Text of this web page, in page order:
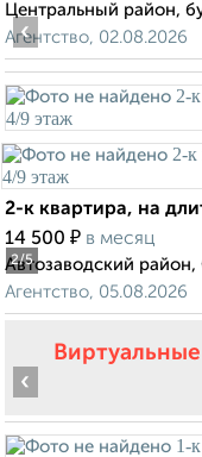
Центральный район,
Агентство, 02.08.2026
2/5
‹
2-к квартира, на
14 500 ₽ в месяц
Автозаводский
Агентство, 05.08.2026
‹